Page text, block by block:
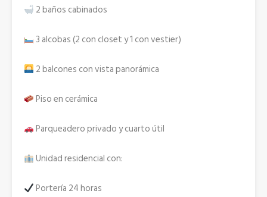
2 baños cabinados
3 alcobas (2 con closet y 1 con vestier)
2 balcones con vista panorámica
Piso en cerámica
Parqueadero privado y cuarto útil
Unidad residencial con:
Portería 24 horas